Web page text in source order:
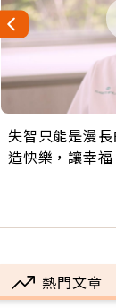
失智只能是漫
造快樂，讓幸福
來自剛果的巧
36年 「台灣是
63歲卸矽谷副
樂！「蛋黃哥小
104歲打破金氏
最年長羽球選手
事業巔峰他選
小提琴還登上小
熱門文章